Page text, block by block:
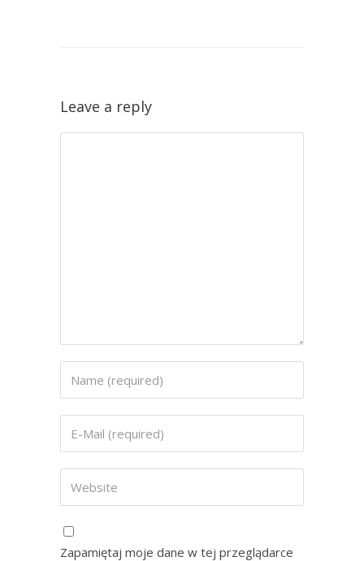
Leave a reply
Zapamiętaj moje dane w tej przeglądarce